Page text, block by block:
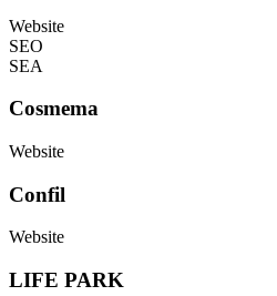
Website
SEO
SEA
Cosmema
Website
Confil
Website
LIFE PARK